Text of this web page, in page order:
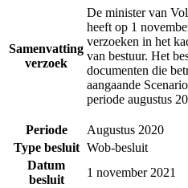
Samenvatting
verzoek
De minister van
heeft op 1
verzoeken in het
van bestuur. Het
documenten die
aangaande
periode augustus
Periode
Augustus 2020
Type besluit Wob-besluit
Datum
besluit
1 november 2021